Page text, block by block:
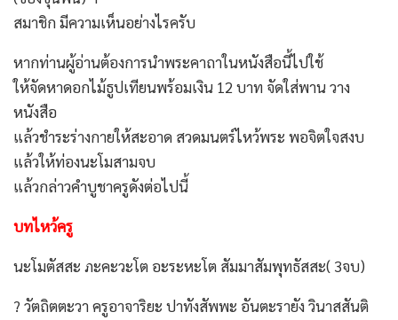
สมาชิก มีความเห็นอย่างไรครับ
หากท่านผู้อ่านต้องการนำพระคาถาในหนังสือนี้ไปใช้
ให้จัดหาดอกไม้ธูปเทียนพร้อมเงิน 12 บาท จัดใส่พาน วาง
หนังสือ
แล้วชำระร่างกายให้สะอาด สวดมนตร์ไหว้พระ พอจิตใจสงบ
แล้วให้ท่องนะโมสามจบ
แล้วกล่าวคำบูชาครูดังต่อไปนี้
บทไหว้ครู
นะโมตัสสะ ภะคะวะโต อะระหะโต สัมมาสัมพุทธัสสะ( 3จบ)
? วัตถิตตะวา ครูอาจาริยะ ปาทังสัพพะ อันตะรายัง วินาสสันติ